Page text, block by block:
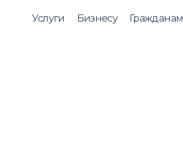
Услуги Бизнесу Гражданам